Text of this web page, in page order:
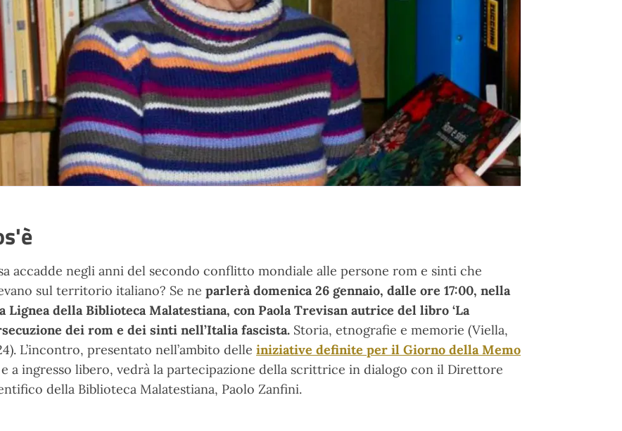
accadde negli anni del secondo conflitto mondiale alle persone rom e sinti che
sul territorio italiano? Se ne parlerà domenica 26 gennaio, dalle ore 17:00, nella
Lignea della Biblioteca Malatestiana, con Paola Trevisan autrice del libro ‘La
dei rom e dei sinti nell’Italia fascista. Storia, etnografie e memorie (Viella,
L’incontro, presentato nell’ambito delle iniziative definite per il Giorno della Memo
a ingresso libero, vedrà la partecipazione della scrittrice in dialogo con il Direttore
della Biblioteca Malatestiana, Paolo Zanfini.